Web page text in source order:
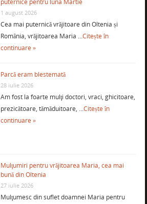
puternice pentru luna Martie
1 august 2026
Cea mai puternică vrăjitoare din Oltenia și
România, vrăjitoarea Maria …Citește în
continuare »
Parcă eram blestemată
28 iulie 2026
Am fost la foarte mulţi doctori, vraci, ghicitoare,
prezicătoare, tămăduitoare, …Citește în
continuare »
Mulţumiri pentru vrăjitoarea Maria, cea mai
bună din Oltenia
27 iulie 2026
Mulţumesc din suflet doamnei Maria pentru